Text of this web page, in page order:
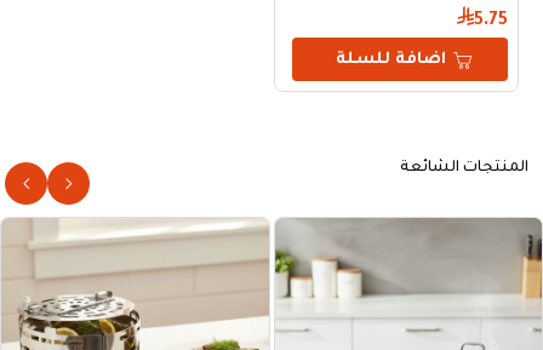
5.75
اضافة للسلة
المنتجات الشائعة